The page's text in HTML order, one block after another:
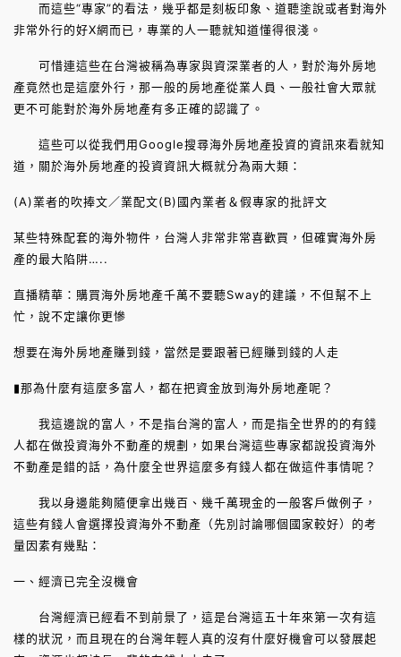
而這些“專家”的看法，幾乎都是刻板印象、道聽塗說或者對海外
非常外行的好X網而已，專業的人一聽就知道懂得很淺。
可惜連這些在台灣被稱為專家與資深業者的人，對於海外房地
產竟然也是這麼外行，那一般的房地產從業人員、一般社會大眾就
更不可能對於海外房地產有多正確的認識了。
這些可以從我們用Google搜尋海外房地產投資的資訊來看就知
道，關於海外房地產的投資資訊大概就分為兩大類：
(A)業者的吹捧文／業配文(B)國內業者＆假專家的批評文
某些特殊配套的海外物件，台灣人非常非常喜歡買，但確實海外房
產的最大陷阱…..
直播精華：購買海外房地產千萬不要聽Sway的建議，不但幫不上
忙，說不定讓你更慘
想要在海外房地產賺到錢，當然是要跟著已經賺到錢的人走
▮那為什麼有這麼多富人，都在把資金放到海外房地產呢？
我這邊說的富人，不是指台灣的富人，而是指全世界的的有錢
人都在做投資海外不動產的規劃，如果台灣這些專家都說投資海外
不動產是錯的話，為什麼全世界這麼多有錢人都在做這件事情呢？
我以身邊能夠隨便拿出幾百、幾千萬現金的一般客戶做例子，
這些有錢人會選擇投資海外不動產（先別討論哪個國家較好）的考
量因素有幾點：
一、經濟已完全沒機會
台灣經濟已經看不到前景了，這是台灣這五十年來第一次有這
樣的狀況，而且現在的台灣年輕人真的沒有什麼好機會可以發展起